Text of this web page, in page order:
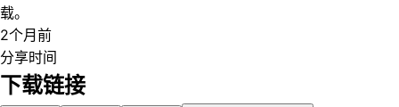
载。
2个月前
分享时间
下载链接